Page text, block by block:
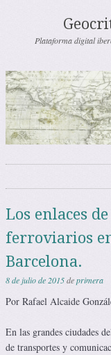
Plataforma digital
Los enlaces
ferroviarios
Barcelona.
8 de julio de 2015deprimera
Por Rafael Alcaide
En las grandes ciudades
de transportes y